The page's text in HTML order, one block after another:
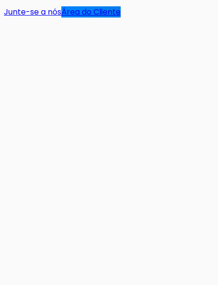
Junte-se a nósÁrea do Cliente